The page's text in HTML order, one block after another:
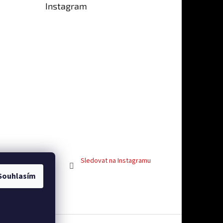
5 z 5 hvězdiček.
Instagram
Sledovat na Instagramu
Facebook